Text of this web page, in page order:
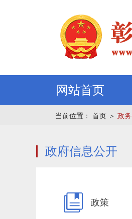
网站首页
当前位置： 首页 ＞ 政
政府信息公开
政策